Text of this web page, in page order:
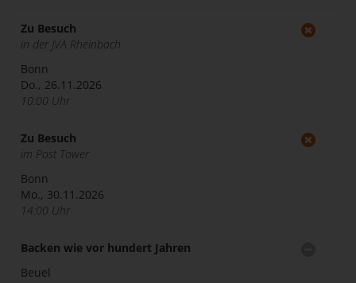
Zu Besuch
in der JVA Rheinbach
Bonn
Do., 26.11.2026
10:00 Uhr
Zu Besuch
im Post Tower
Bonn
Mo., 30.11.2026
14:00 Uhr
Backen wie vor hundert Jahren
Beuel